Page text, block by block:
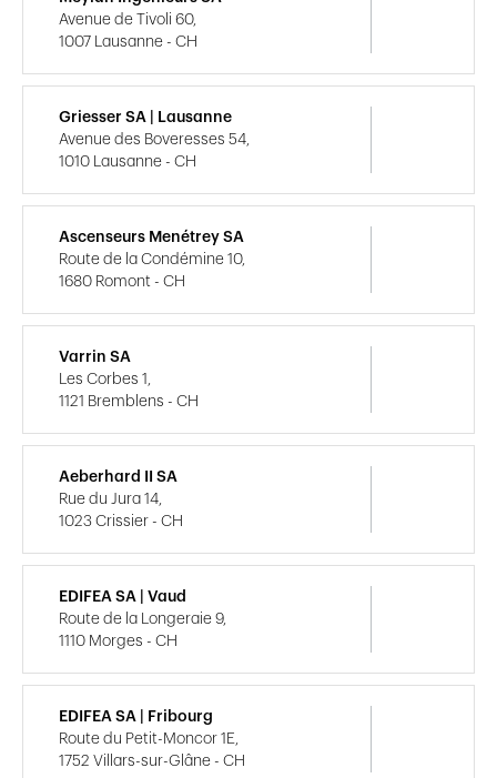
Avenue de Tivoli 60,
1007 Lausanne - CH
Griesser SA | Lausanne
Avenue des Boveresses 54,
1010 Lausanne - CH
Ascenseurs Menétrey SA
Route de la Condémine 10,
1680 Romont - CH
Varrin SA
Les Corbes 1,
1121 Bremblens - CH
Aeberhard II SA
Rue du Jura 14,
1023 Crissier - CH
EDIFEA SA | Vaud
Route de la Longeraie 9,
1110 Morges - CH
EDIFEA SA | Fribourg
Route du Petit-Moncor 1E,
1752 Villars-sur-Glâne - CH